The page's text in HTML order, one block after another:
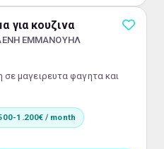
για κουζινα
ΕΛΕΝΗ ΕΜΜΑΝΟΥΗΛ
σε μαγειρευτα φαγητα και
1.200€ / month